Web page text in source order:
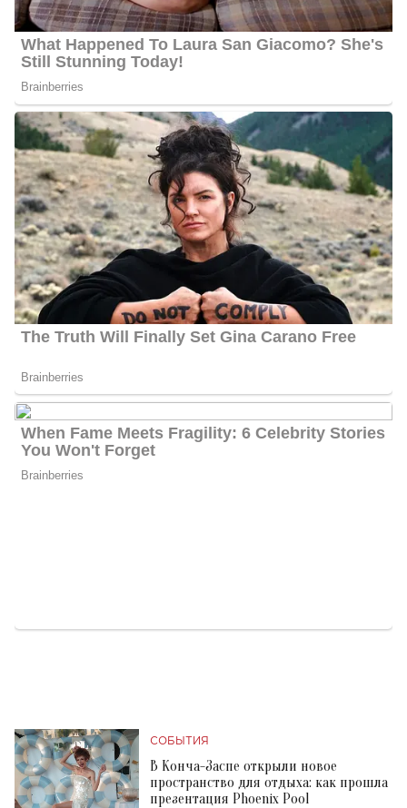
СОБЫТИЯ
В Конча-Заспе открыли новое
пространство для отдыха: как прошла
презентация Phoenix Pool